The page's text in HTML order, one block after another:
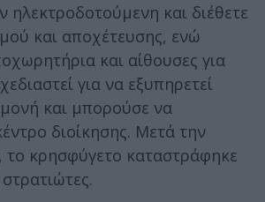
ηλεκτροδοτούμενη και διέθετε
και αποχέτευσης, ενώ
και αίθουσες για
για να εξυπηρετεί
και μπορούσε να
διοίκησης. Μετά την
το κρησφύγετο καταστράφηκε